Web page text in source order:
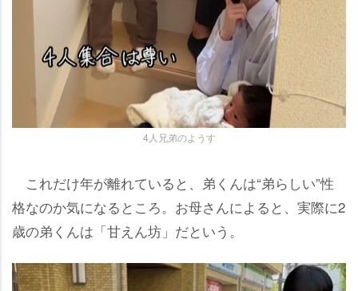
4人兄弟のようす
これだけ年が離れていると、弟くんは“弟らしい”性
格なのか気になるところ。お母さんによると、実際に2
歳の弟くんは「甘えん坊」だという。